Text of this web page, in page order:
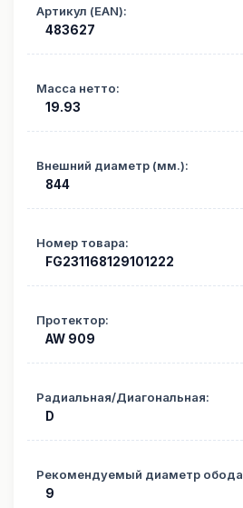
Артикул (EAN):
483627
Масса нетто:
19.93
Внешний диаметр (мм.):
844
Номер товара:
FG231168129101222
Протектор:
AW 909
Радиальная/Диагональная:
D
Рекомендуемый диаметр обода
9